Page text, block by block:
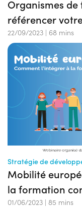
Organismes
référencer
22/09/2023 | 68 mins
Stratégie de
Mobilité
la formation
01/06/2023 | 85 mins